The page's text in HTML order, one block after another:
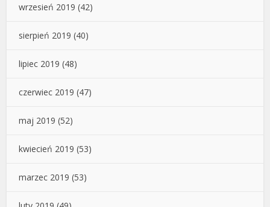
wrzesień 2019 (42)
sierpień 2019 (40)
lipiec 2019 (48)
czerwiec 2019 (47)
maj 2019 (52)
kwiecień 2019 (53)
marzec 2019 (53)